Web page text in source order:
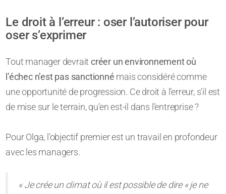
Le droit à l’erreur : oser l’autoriser pour
oser s’exprimer
Tout manager devraitcréer un environnement où
l’échec n’est pas sanctionné mais considéré comme
une opportunité de progression. Ce droit à l’erreur, s’il est
de mise sur le terrain, qu’en est-il dans l’entreprise ?
Pour Olga, l’objectif premier est un travail en profondeur
avec les managers.
« Je crée un climat où il est possible de dire « je ne